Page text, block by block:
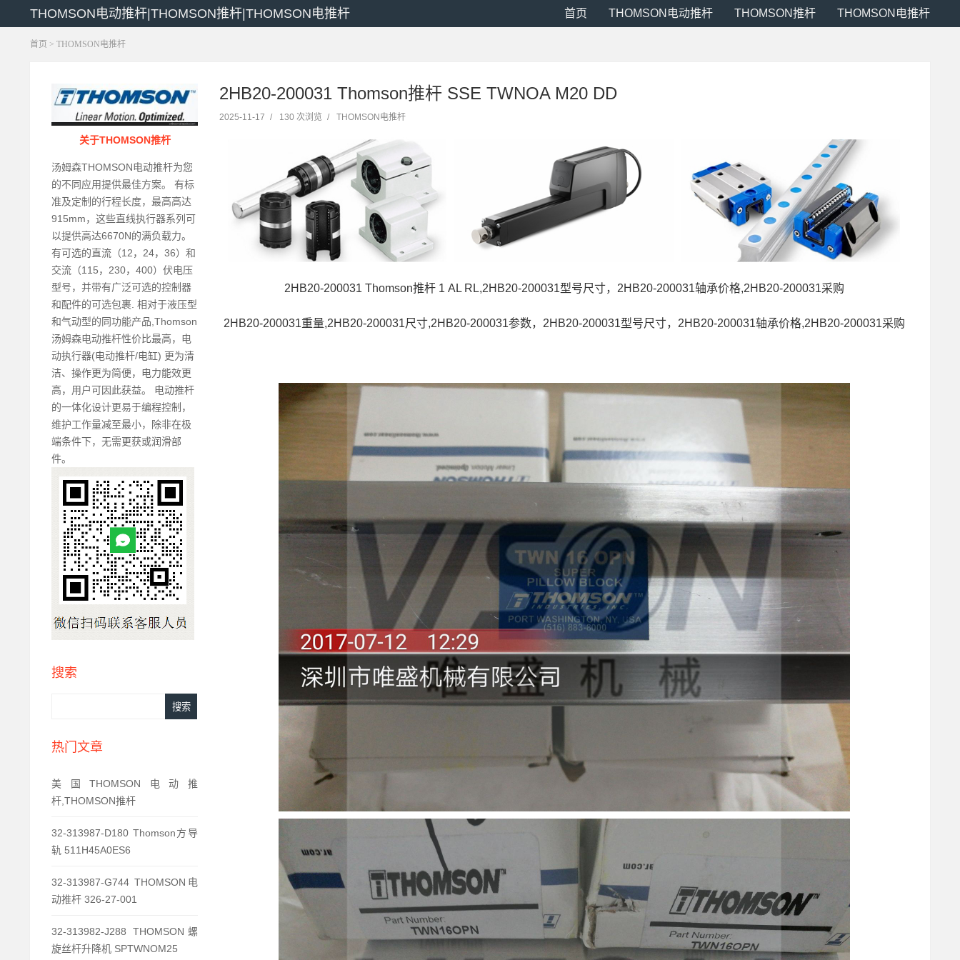
THOMSON电动推杆|THOMSON推杆|THOMSON电推杆 首页 THOMSON电动推杆 THOMSON推杆 THOMSON电推杆
首页 > THOMSON电推杆
关于THOMSON推杆
汤姆森THOMSON电动推杆为您
的不同应用提供最佳方案。 有标
准及定制的行程长度，最高高达
915mm，这些直线执行器系列可
以提供高达6670N的满负载力。
有可选的直流（12，24，36）和
交流（115，230，400）伏电压
型号，并带有广泛可选的控制器
和配件的可选包裹. 相对于液压型
和气动型的同功能产品,Thomson
汤姆森电动推杆性价比最高，电
动执行器(电动推杆/电缸) 更为清
洁、操作更为简便，电力能效更
高，用户可因此获益。 电动推杆
的一体化设计更易于编程控制，
维护工作量减至最小，除非在极
端条件下，无需更获或润滑部
件。
搜索
热门文章
美国THOMSON电动推
杆,THOMSON推杆
32-313987-D180 Thomson方导
轨 511H45A0ES6
32-313987-G744 THOMSON电
动推杆 326-27-001
32-313982-J288 THOMSON螺
旋丝杆升降机 SPTWNOM25
2HB20-200031 Thomson推杆 SSE TWNOA M20 DD
2025-11-17 / 130 次浏览 / THOMSON电推杆
2HB20-200031 Thomson推杆 1 AL RL,2HB20-200031型号尺寸，2HB20-200031轴承价格,2HB20-200031采购
2HB20-200031重量,2HB20-200031尺寸,2HB20-200031参数，2HB20-200031型号尺寸，2HB20-200031轴承价格,2HB20-200031采购